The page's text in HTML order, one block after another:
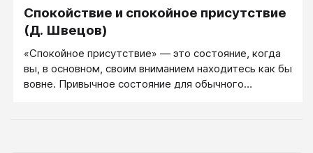
Спокойствие и спокойное присутствие
(Д. Швецов)
«Спокойное присутствие» — это состояние, когда
вы, в основном, своим вниманием находитесь как бы
вовне. Привычное состояние для обычного